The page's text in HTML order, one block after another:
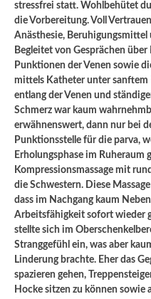
stressfrei statt. Wohlbehütet
die Vorbereitung. Voll
Anästhesie,
Begleitet von Gesprächen
Punktionen der Venen sowie
mittels Katheter unter sanftem
entlang der Venen und
Schmerz war kaum
erwähnenswert, dann nur bei
Punktionsstelle für die parva,
Erholungsphase im Ruheraum
Kompressionsmassage mit
die Schwestern. Diese
dass im Nachgang kaum
Arbeitsfähigkeit sofort wieder
stellte sich im
Stranggefühl ein, was aber
Linderung brachte. Eher das
spazieren gehen,
Hocke sitzen zu können sowie